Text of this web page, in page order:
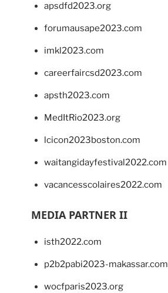
apsdfd2023.org
forumausape2023.com
imkl2023.com
careerfaircsd2023.com
apsth2023.com
MedItRio2023.org
lcicon2023boston.com
waitangidayfestival2022.com
vacancesscolaires2022.com
MEDIA PARTNER II
isth2022.com
p2b2pabi2023-makassar.com
wocfparis2023.org